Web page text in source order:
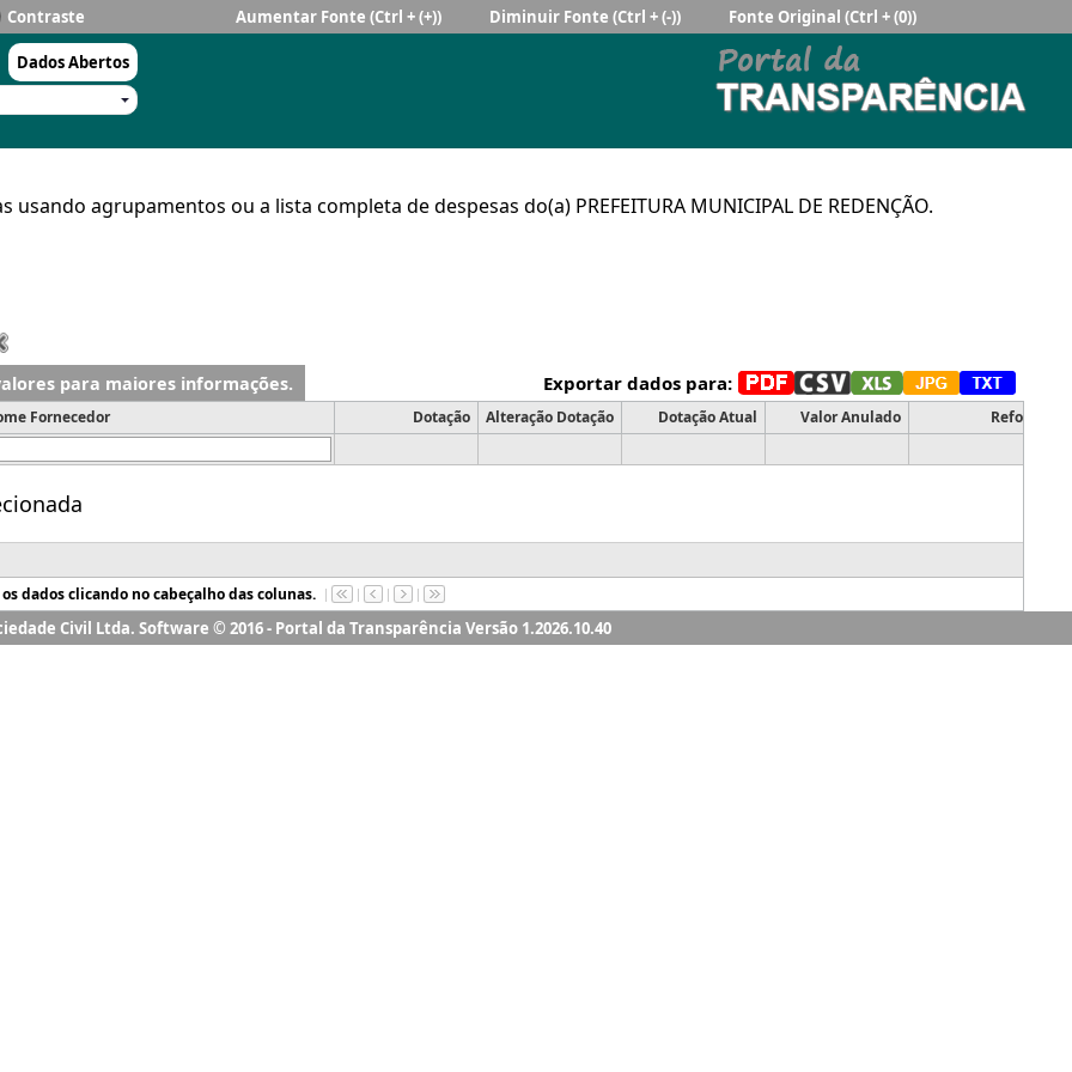
Contraste Aumentar Fonte (Ctrl + (+)) Diminuir Fonte (Ctrl + (-)) Fonte Original (Ctrl + (0))
Dados Abertos
Civil Ltda. Software © 2016 - Portal da Transparência Versão 1.2026.10.40